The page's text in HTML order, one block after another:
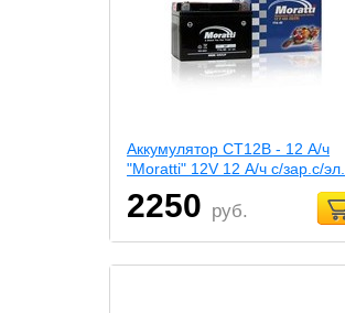
Аккумулятор СТ12В - 12 А/ч
"Moratti" 12V 12 А/ч с/зар.с/эл.
2250 руб.